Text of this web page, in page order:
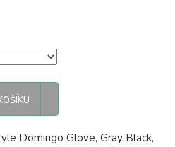
Domingo Glove, Gray Black,